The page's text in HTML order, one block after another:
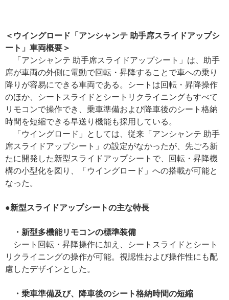
＜ウイングロード「アンシャンテ 助手席スライドアップシ
ート」車両概要＞
「アンシャンテ 助手席スライドアップシート」は、助手
席が車両の外側に電動で回転・昇降することで車への乗り
降りが容易にできる車両である。シートは回転・昇降操作
のほか、シートスライドとシートリクライニングもすべて
リモコンで操作でき、乗車準備および降車後のシート格納
時間を短縮できる早送り機能も採用している。
「ウイングロード」としては、従来「アンシャンテ 助手
席スライドアップシート」の設定がなかったが、先ごろ新
たに開発した新型スライドアップシートで、回転・昇降機
構の小型化を図り、「ウイングロード」への搭載が可能と
なった。
●新型スライドアップシートの主な特長
・新型多機能リモコンの標準装備
シート回転・昇降操作に加え、シートスライドとシート
リクライニングの操作が可能。視認性および操作性にも配
慮したデザインとした。
・乗車準備及び、降車後のシート格納時間の短縮